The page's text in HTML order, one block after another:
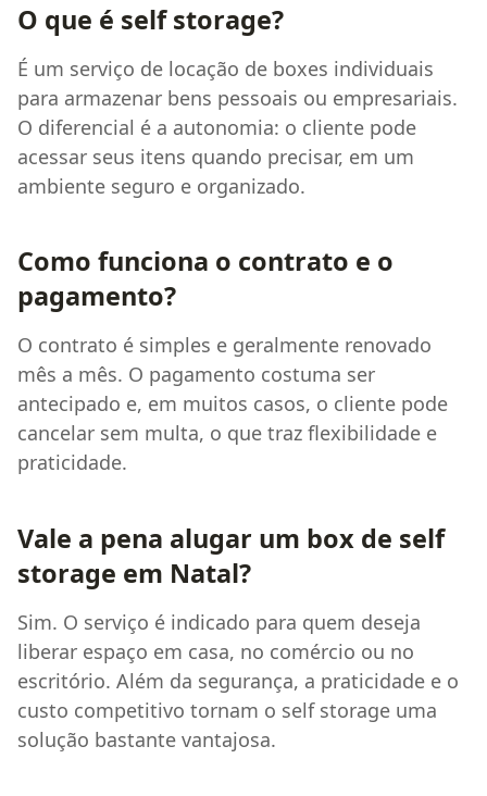
O que é self storage?
É um serviço de locação de boxes individuais
para armazenar bens pessoais ou empresariais.
O diferencial é a autonomia: o cliente pode
acessar seus itens quando precisar, em um
ambiente seguro e organizado.
Como funciona o contrato e o
pagamento?
O contrato é simples e geralmente renovado
mês a mês. O pagamento costuma ser
antecipado e, em muitos casos, o cliente pode
cancelar sem multa, o que traz flexibilidade e
praticidade.
Vale a pena alugar um box de self
storage em Natal?
Sim. O serviço é indicado para quem deseja
liberar espaço em casa, no comércio ou no
escritório. Além da segurança, a praticidade e o
custo competitivo tornam o self storage uma
solução bastante vantajosa.